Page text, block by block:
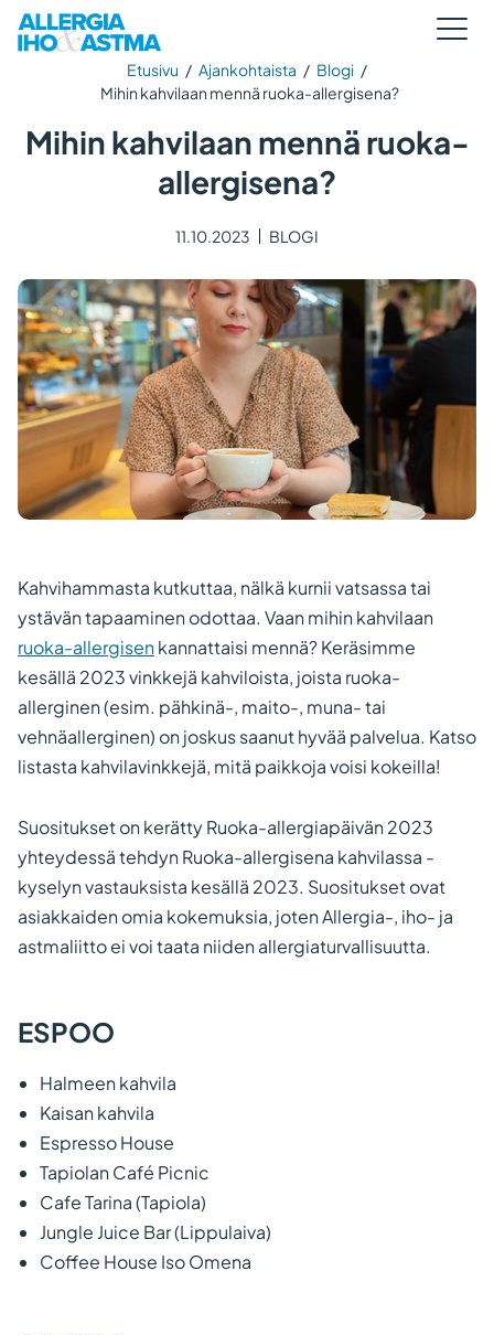
Etusivu / Ajankohtaista / Blogi /
Mihin kahvilaan mennä ruoka-allergisena?
Mihin kahvilaan mennä ruoka-
allergisena?
11.10.2023 BLOGI
Kahvihammasta kutkuttaa, nälkä kurnii vatsassa tai
ystävän tapaaminen odottaa. Vaan mihin kahvilaan
ruoka-allergisenkannattaisi mennä? Keräsimme
kesällä 2023 vinkkejä kahviloista, joista ruoka-
allerginen (esim. pähkinä-, maito-, muna- tai
vehnäallerginen) on joskus saanut hyvää palvelua. Katso
listasta kahvilavinkkejä, mitä paikkoja voisi kokeilla!
Suositukset on kerätty Ruoka-allergiapäivän 2023
yhteydessä tehdyn Ruoka-allergisena kahvilassa -
kyselyn vastauksista kesällä 2023. Suositukset ovat
asiakkaiden omia kokemuksia, joten Allergia-, iho- ja
astmaliitto ei voi taata niiden allergiaturvallisuutta.
ESPOO
Halmeen kahvila
Kaisan kahvila
Espresso House
Tapiolan Café Picnic
Cafe Tarina (Tapiola)
Jungle Juice Bar (Lippulaiva)
Coffee House Iso Omena